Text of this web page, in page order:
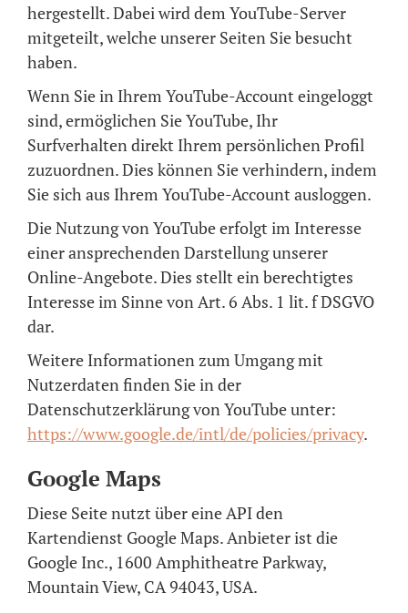
hergestellt. Dabei wird dem YouTube-Server
mitgeteilt, welche unserer Seiten Sie besucht
haben.
Wenn Sie in Ihrem YouTube-Account eingeloggt
sind, ermöglichen Sie YouTube, Ihr
Surfverhalten direkt Ihrem persönlichen Profil
zuzuordnen. Dies können Sie verhindern, indem
Sie sich aus Ihrem YouTube-Account ausloggen.
Die Nutzung von YouTube erfolgt im Interesse
einer ansprechenden Darstellung unserer
Online-Angebote. Dies stellt ein berechtigtes
Interesse im Sinne von Art. 6 Abs. 1 lit. f DSGVO
dar.
Weitere Informationen zum Umgang mit
Nutzerdaten finden Sie in der
Datenschutzerklärung von YouTube unter:
https://www.google.de/intl/de/policies/privacy.
Google Maps
Diese Seite nutzt über eine API den
Kartendienst Google Maps. Anbieter ist die
Google Inc., 1600 Amphitheatre Parkway,
Mountain View, CA 94043, USA.